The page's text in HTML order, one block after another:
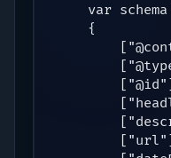
var
    {